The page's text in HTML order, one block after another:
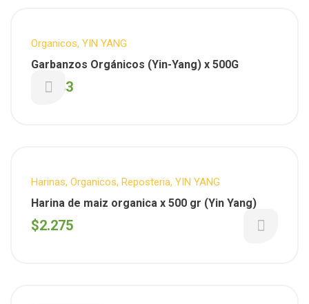
Organicos, YIN YANG
Garbanzos Orgánicos (Yin-Yang) x 500G
3.283
Harinas, Organicos, Reposteria, YIN YANG
Harina de maiz organica x 500 gr (Yin Yang)
$2.275